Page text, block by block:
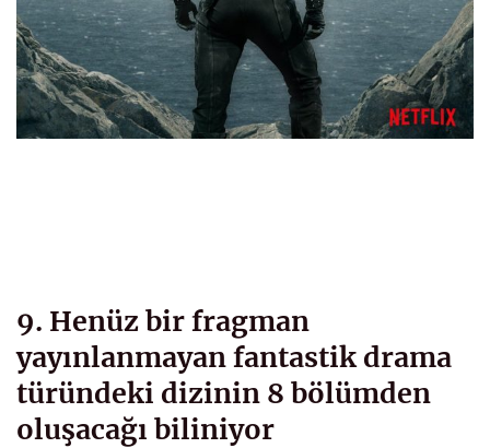
9. Henüz bir fragman
yayınlanmayan fantastik drama
türündeki dizinin 8 bölümden
oluşacağı biliniyor